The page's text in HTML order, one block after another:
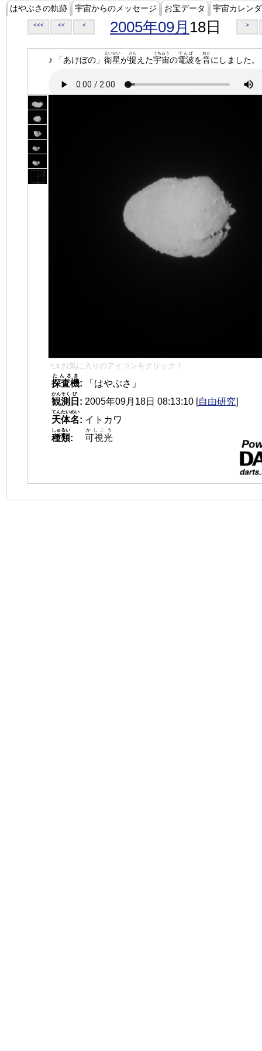
はやぶさの軌跡 宇宙からのメッセージ お宝データ 宇宙カレン
<<< << < 2005年09月 18日 >
♪ 「あけぼの」 衛星
えいせい
が捉
とら
えた宇宙
うちゅう
の電波
でんぱ
を音
おと
にしました。
👈 お気に入りのアイコンをクリック！
探査機
たんさき
:
「はやぶさ」
観測
かんそく
日
び
: 2005年09月18日 08:13:10 [自由研究]
天体名
てんたいめい
: イトカワ
種類
しゅるい
: 可視光
かしこう